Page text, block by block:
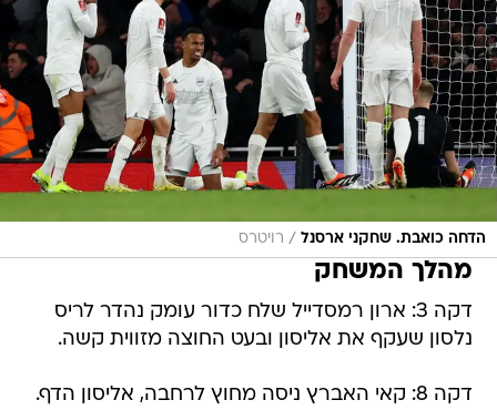
הדחה כואבת. שחקני ארסנל / רויטרס
מהלך המשחק
דקה 3: ארון רמסדייל שלח כדור עומק נהדר לריס
נלסון שעקף את אליסון ובעט החוצה מזווית קשה.
דקה 8: קאי האברץ ניסה מחוץ לרחבה, אליסון הדף.